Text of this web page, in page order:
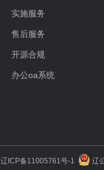
实施服务
售后服务
开源合规
办公oa系统
辽ICP备11005761号-1 辽